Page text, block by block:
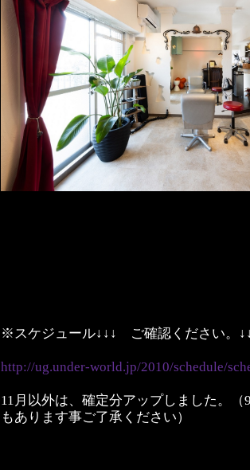
※スケジュール↓↓↓ ご確認ください。
http://ug.under-world.jp/2010/schedule/
11月以外は、確定分アップしました。
もあります事ご了承ください）